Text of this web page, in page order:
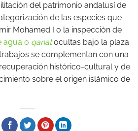
del patrimonio andalusí de
de las especies que
Mohamed I o la inspección de
agua o qanat ocultas bajo la plaza
se complementan con una
histórico-cultural y de
sobre el origen islámico de